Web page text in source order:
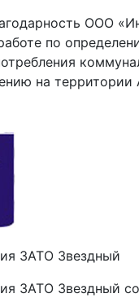
ООО
по
на территории
ЗАТО Звездный
ЗАТО Звездный